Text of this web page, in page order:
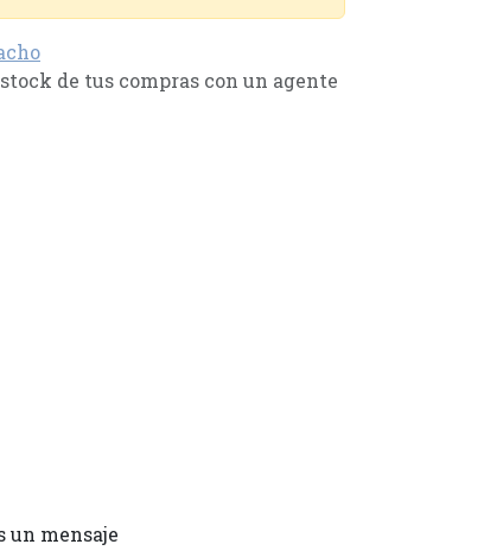
de tus compras con un agente
un mensaje